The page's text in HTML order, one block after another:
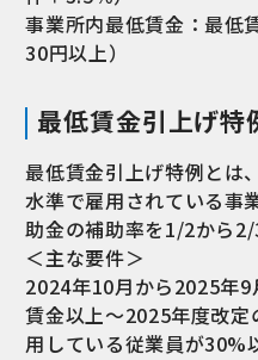
事業所内最低賃金：最低
30円以上）
最低賃金引上げ特
最低賃金引上げ特例とは
水準で雇用されている事
助金の補助率を1/2から2/
＜主な要件＞
2024年10月から2025年
賃金以上～2025年度改
用している従業員が30%